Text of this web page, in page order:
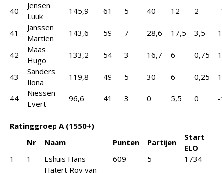
40
Jensen
Luuk
145,9 61 5 40 12 2
41
Janssen
Martien
143,6 59 7 28,6 17,5 3,5 1
42
Maas
Hugo
133,2 54 3 16,7 6 0,75 1
43
Sanders
Ilona
119,8 49 5 30 6 0,25 1
44
Niessen
Evert
96,6 41 3 0 5,5 0
Ratinggroep A (1550+)
Nr
Naam Punten Partijen
Start
ELO
1
1 Eshuis Hans 609 5
1734
Hatert Roy van